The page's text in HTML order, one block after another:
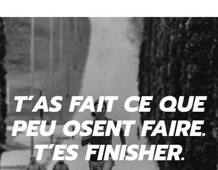
T’AS FAIT CE QUE
PEU OSENT FAIRE.
T’ES FINISHER.